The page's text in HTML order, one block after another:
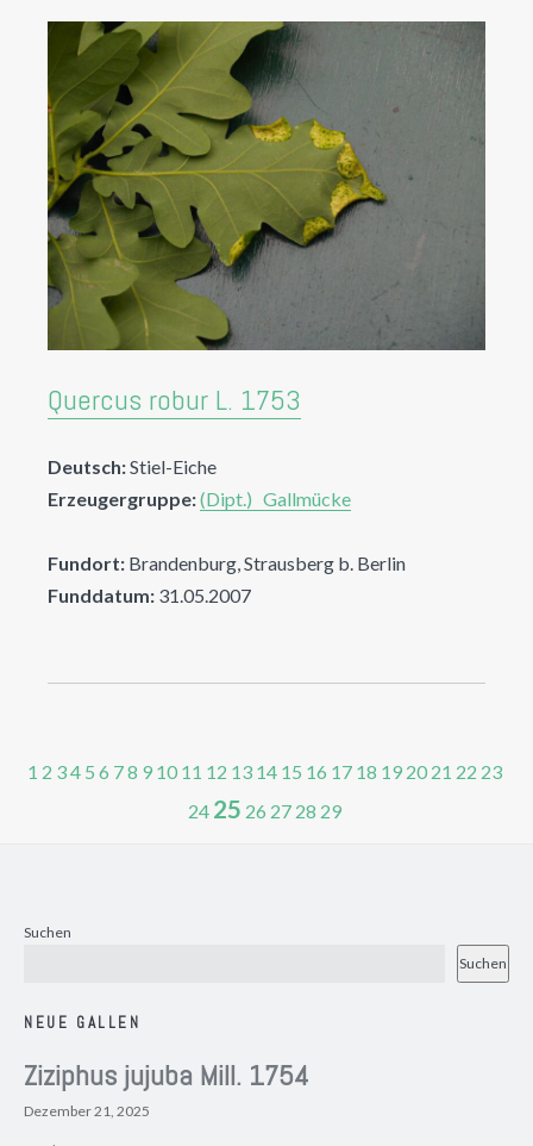
Quercus robur L. 1753
Deutsch:Stiel-Eiche
Erzeugergruppe:(Dipt.) Gallmücke
Fundort: Brandenburg, Strausberg b. Berlin
Funddatum: 31.05.2007
1 2 34 5 6 78 9 10 11 12 13 14 15 16 17 18 19 20 21 22 23
24 25 26 27 28 29
Suchen
Suchen
NEUE GALLEN
Ziziphus jujuba Mill. 1754
Dezember 21, 2025